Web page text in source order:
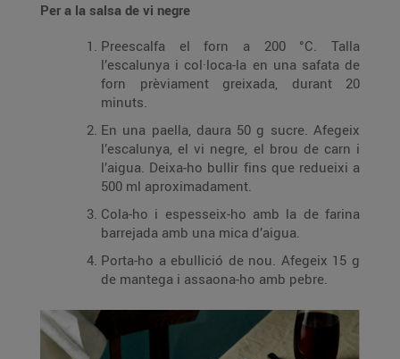
Per a la salsa de vi negre
Preescalfa el forn a 200 °C. Talla
l’escalunya i col·loca-la en una safata de
forn prèviament greixada, durant 20
minuts.
En una paella, daura 50 g sucre. Afegeix
l’escalunya, el vi negre, el brou de carn i
l’aigua. Deixa-ho bullir fins que redueixi a
500 ml aproximadament.
Cola-ho i espesseix-ho amb la de farina
barrejada amb una mica d’aigua.
Porta-ho a ebullició de nou. Afegeix 15 g
de mantega i assaona-ho amb pebre.